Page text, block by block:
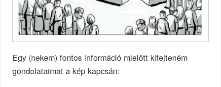
Egy (nekem) fontos információ mielőtt kifejteném
gondolataimat a kép kapcsán: